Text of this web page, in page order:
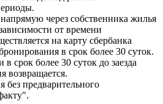
через собственника жилья
от времени
на карту сбербанка
в срок более 30 суток.
срок более 30 суток до заезда
возвращается.
без предварительного